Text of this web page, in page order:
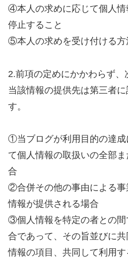
④本人の求めに応じて個人情
停止すること
⑤本人の求めを受け付ける方
2.前項の定めにかかわらず、
当該情報の提供先は第三者
す。
①当ブログが利用目的の達成
て個人情報の取扱いの全部
合
②合併その他の事由による事
情報が提供される場合
③個人情報を特定の者との
合であって、その旨並びに
情報の項目、共同して利用